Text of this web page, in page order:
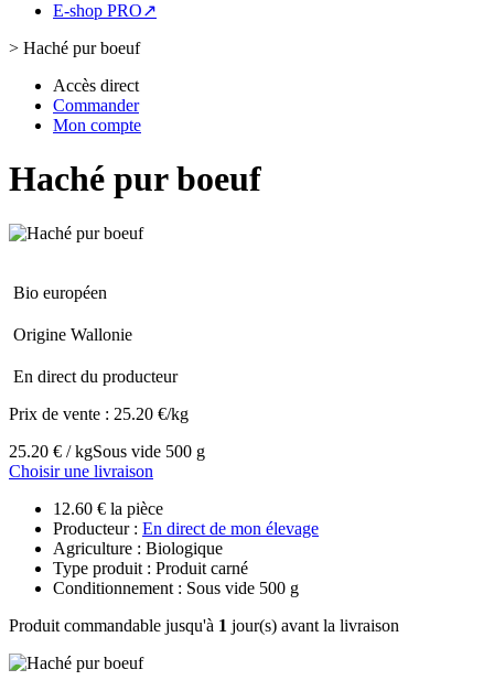
E-shop PRO↗
> Haché pur boeuf
Accès direct
Commander
Mon compte
Haché pur boeuf
Bio européen
Origine Wallonie
En direct du producteur
Prix de vente : 25.20 €/kg
25.20 € / kgSous vide 500 g
Choisir une livraison
12.60 € la pièce
Producteur : En direct de mon élevage
Agriculture : Biologique
Type produit : Produit carné
Conditionnement : Sous vide 500 g
Produit commandable jusqu'à 1 jour(s) avant la livraison